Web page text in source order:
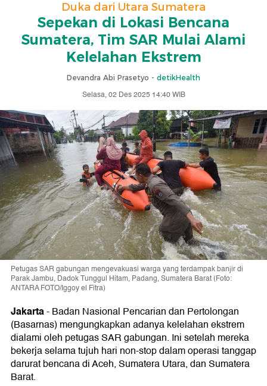
Duka dari Utara Sumatera
Sepekan di Lokasi Bencana
Sumatera, Tim SAR Mulai Alami
Kelelahan Ekstrem
Devandra Abi Prasetyo - detikHealth
Selasa, 02 Des 2025 14:40 WIB
Petugas SAR gabungan mengevakuasi warga yang terdampak banjir di
Parak Jambu, Dadok Tunggul Hitam, Padang, Sumatera Barat (Foto:
ANTARA FOTO/Iggoy el Fitra)
Jakarta-Badan Nasional Pencarian dan Pertolongan
(Basarnas) mengungkapkan adanya kelelahan ekstrem
dialami oleh petugas SAR gabungan. Ini setelah mereka
bekerja selama tujuh hari non-stop dalam operasi tanggap
darurat bencana di Aceh, Sumatera Utara, dan Sumatera
Barat.